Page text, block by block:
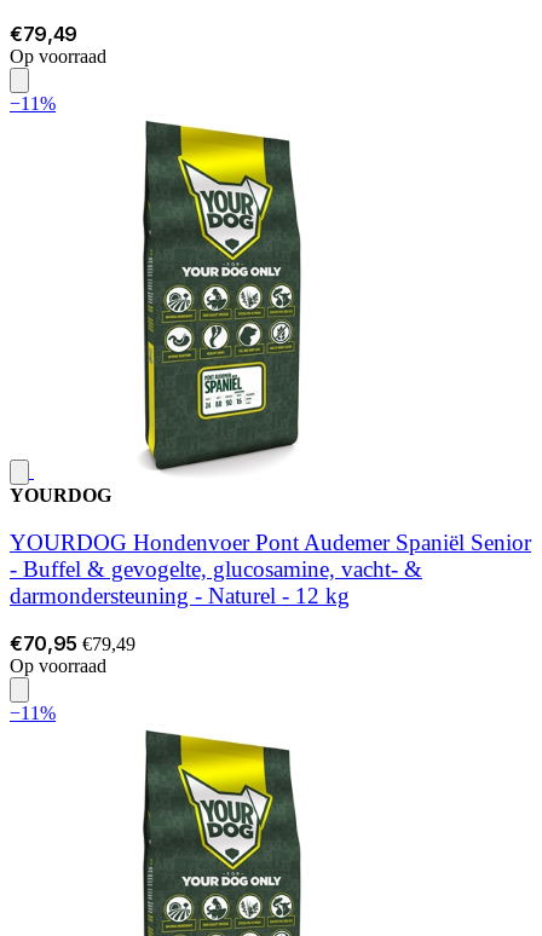
€79,49
Op voorraad
−11%
YOURDOG
YOURDOG Hondenvoer Pont Audemer Spaniël Senior
- Buffel & gevogelte, glucosamine, vacht- &
darmondersteuning - Naturel - 12 kg
€70,95 €79,49
Op voorraad
−11%